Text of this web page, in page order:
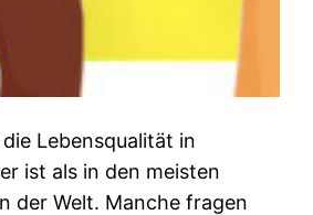
Lebensqualität in
ist als in den meisten
der Welt. Manche fragen